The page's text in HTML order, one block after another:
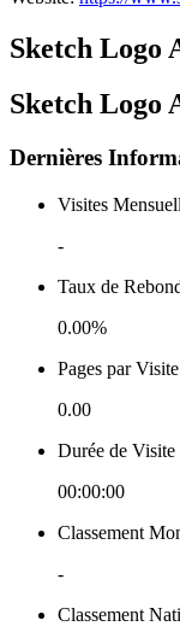
Sketch Logo
Sketch Logo
Dernières
Visites
-
Taux de
0.00%
Pages par Visite
0.00
Durée de Visite
00:00:00
Classement
-
Classement